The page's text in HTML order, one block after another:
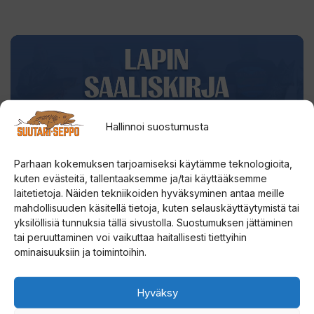
Hallinnoi suostumusta
Parhaan kokemuksen tarjoamiseksi käytämme teknologioita,
kuten evästeitä, tallentaaksemme ja/tai käyttääksemme
laitetietoja. Näiden tekniikoiden hyväksyminen antaa meille
mahdollisuuden käsitellä tietoja, kuten selauskäyttäytymistä tai
yksilöllisiä tunnuksia tällä sivustolla. Suostumuksen jättäminen
tai peruuttaminen voi vaikuttaa haitallisesti tiettyihin
ominaisuuksiin ja toimintoihin.
Hyväksy
LÄHETÄ SAALIISI - VOITA
Lähetä oma kalasi Lapin saaliskirjaan niin
ansaitset kunniaa ja osallistutSuurenmoiseen
Saaliskisaan, jossa tarjolla meheviä palkintoja.
Lue lisää ja lähetä saalis